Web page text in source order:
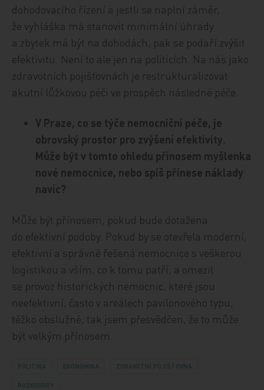
dohodovacího řízení a jestli se naplní záměr,
že vyhláška má stanovit minimální úhrady
a zbytek má být na dohodách, pak se podaří zvýšit
efektivitu. Není to ale jen na politicích. Na nás jako
zdravotních pojišťovnách je restrukturalizovat
akutní lůžkovou péči ve prospěch následné péče.
V Praze, co se týče nemocniční péče, je
obrovský prostor pro zvýšení efektivity.
Může být v tomto ohledu přínosem myšlenka
nové nemocnice, nebo spíš přinese náklady
navíc?
Může být přínosem, pokud bude dotažena
do efektivní podoby. Pokud by se otevřela moderní,
efektivní a správně řešená nemocnice s veškerou
logistikou a vším, co k tomu patří, a omezil
se provoz historických nemocnic, které jsou
neefektivní, často v areálech pavilonového typu,
těžko obslužné, tak jsem přesvědčen, že to může
být velkým přínosem.
POLITIKA EKONOMIKA ZDRAVOTNÍ POJIŠŤOVNA
ROZHOVORY